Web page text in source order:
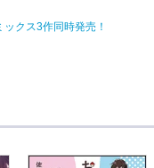
クス3作同時発売！